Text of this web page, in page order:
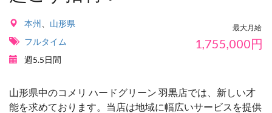
本州
山形県
フルタイム
週5.5日間
最大月給
1,755,000円
山形県中のコメリ ハードグリーン 羽黒店では、新しい才
能を求めております。当店は地域に幅広いサービスを提供